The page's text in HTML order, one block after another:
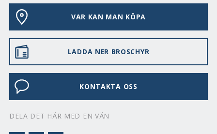
VAR KAN MAN KÖPA
LADDA NER BROSCHYR
KONTAKTA OSS
DELA DET HÄR MED EN VÄN